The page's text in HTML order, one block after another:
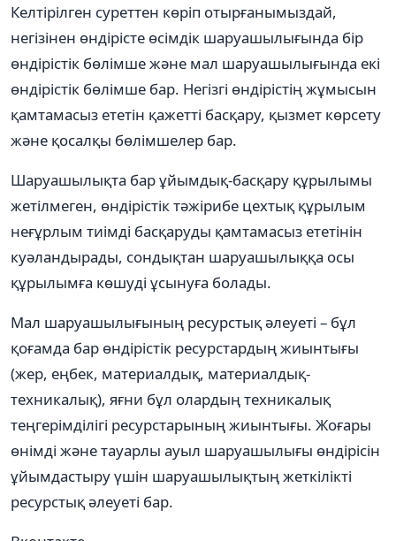
Келтірілген суреттен көріп отырғанымыздай,
негізінен өндірісте өсімдік шаруашылығында бір
өндірістік бөлімше және мал шаруашылығында екі
өндірістік бөлімше бар. Негізгі өндірістің жұмысын
қамтамасыз ететін қажетті басқару, қызмет көрсету
және қосалқы бөлімшелер бар.
Шаруашылықта бар ұйымдық-басқару құрылымы
жетілмеген, өндірістік тәжірибе цехтық құрылым
неғұрлым тиімді басқаруды қамтамасыз ететінін
куәландырады, сондықтан шаруашылыққа осы
құрылымға көшуді ұсынуға болады.
Мал шаруашылығының ресурстық әлеуеті – бұл
қоғамда бар өндірістік ресурстардың жиынтығы
(жер, еңбек, материалдық, материалдық-
техникалық), яғни бұл олардың техникалық
теңгерімділігі ресурстарының жиынтығы. Жоғары
өнімді және тауарлы ауыл шаруашылығы өндірісін
ұйымдастыру үшін шаруашылықтың жеткілікті
ресурстық әлеуеті бар.